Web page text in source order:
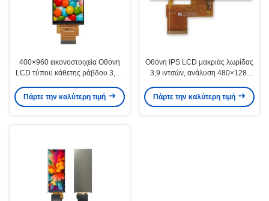
400×960 εικονοστοιχεία Οθόνη
LCD τύπου κάθετης ράβδου 3,99
φωτεινότητα 400Cd/M2
Πάρτε την καλύτερη τιμή
Οθόνη IPS LCD μακριάς λωρίδας
3,9 ιντσών, ανάλυση 480×128,
Πάρτε την καλύτερη τιμή